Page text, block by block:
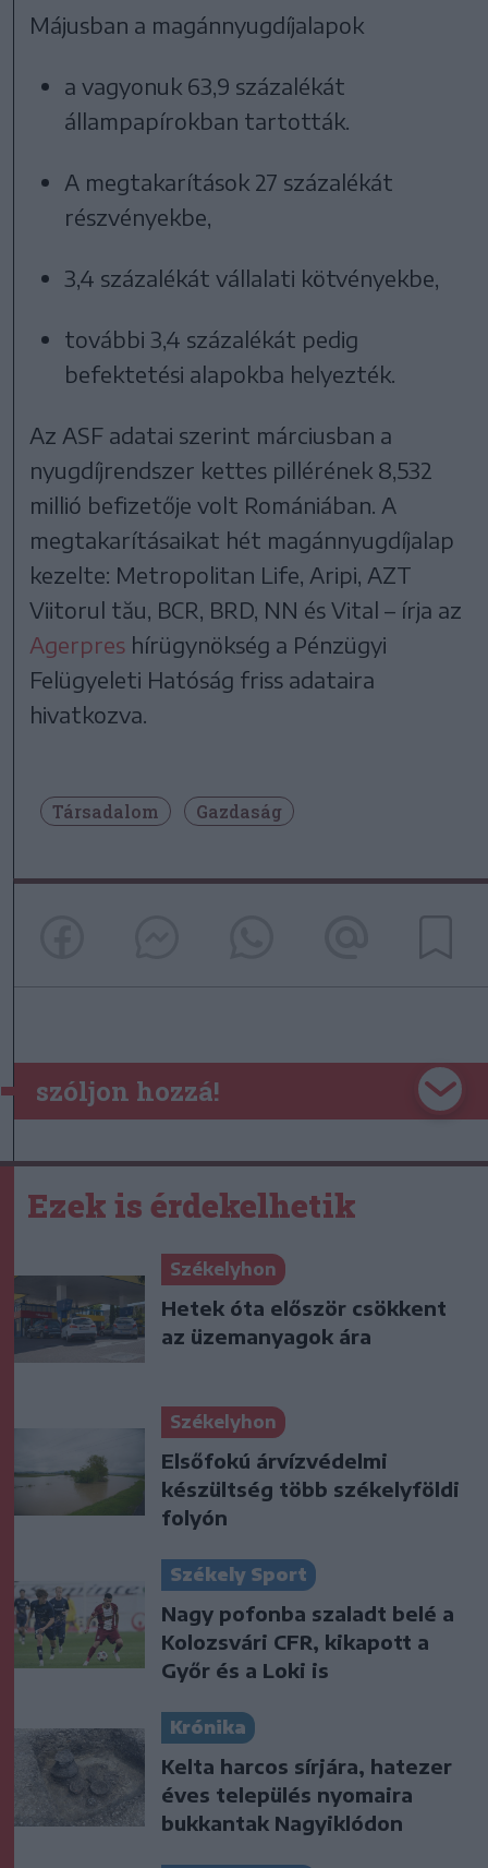
Májusban a magánnyugdíjalapok
a vagyonuk 63,9 százalékát
állampapírokban tartották.
A megtakarítások 27 százalékát
részvényekbe,
3,4 százalékát vállalati kötvényekbe,
további 3,4 százalékát pedig
befektetési alapokba helyezték.
Az ASF adatai szerint márciusban a
nyugdíjrendszer kettes pillérének 8,532
millió befizetője volt Romániában. A
megtakarításaikat hét magánnyugdíjalap
kezelte: Metropolitan Life, Aripi, AZT
Viitorul tău, BCR, BRD, NN és Vital – írja az
Agerpres hírügynökség a Pénzügyi
Felügyeleti Hatóság friss adataira
hivatkozva.
Társadalom Gazdaság
szóljon hozzá!
Ezek is érdekelhetik
Székelyhon
Hetek óta először csökkent
az üzemanyagok ára
Székelyhon
Elsőfokú árvízvédelmi
készültség több székelyföldi
folyón
Székely Sport
Nagy pofonba szaladt belé a
Kolozsvári CFR, kikapott a
Győr és a Loki is
Krónika
Kelta harcos sírjára, hatezer
éves település nyomaira
bukkantak Nagyiklódon